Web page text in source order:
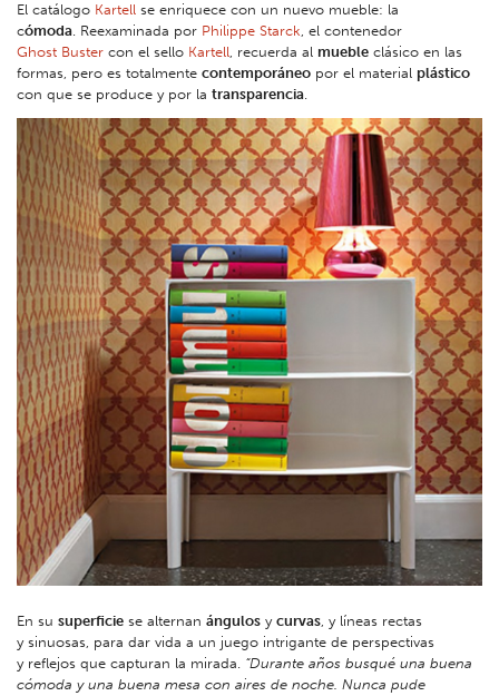
El catálogo Kartell se enriquece con un nuevo mueble: la
cómoda . Reexaminada por Philippe Starck , el contenedor
Ghost Buster con el sello Kartell , recuerda al mueble clásico en las
formas, pero es totalmente contemporáneo por el material plástico
con que se produce y por la transparencia
En su superficie se alternan ángulos y curvas, y líneas rectas
y sinuosas, para dar vida a un juego intrigante de perspectivas
y reflejos que capturan la mirada. “Durante años busqué una buena
cómoda y una buena mesa con aires de noche. Nunca pude